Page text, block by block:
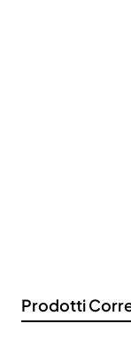
Prodotti